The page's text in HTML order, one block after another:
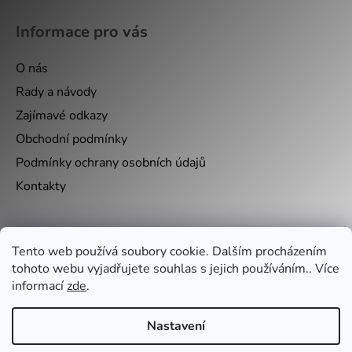
Tento web používá soubory cookie. Dalším procházením
tohoto webu vyjadřujete souhlas s jejich používáním.. Více
informacízde.
Nastavení
Informace pro vás
O nás
Rady a návody
Zajímavé odkazy
Obchodní podmínky
Podmínky ochrany osobních údajů
Kontakty
Nákupní košík